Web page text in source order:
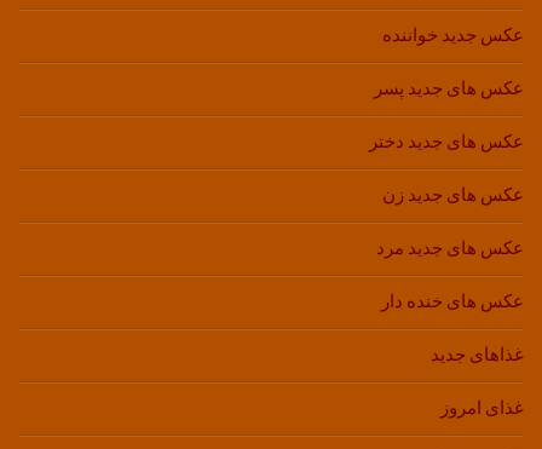
عکس جدید خواننده
عکس های جدید پسر
عکس های جدید دختر
عکس های جدید زن
عکس های جدید مرد
عکس های خنده دار
غذاهای جدید
غذای امروز